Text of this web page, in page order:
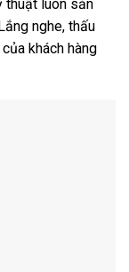
thuật luôn sẵn
nghe, thấu
khách hàng